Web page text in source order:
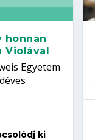
honnan
Egyetem
ki